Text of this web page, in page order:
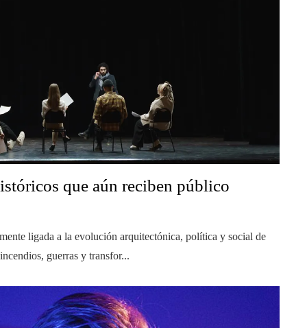
que aún reciben público
ligada a la evolución arquitectónica, política y social de
guerras y transfor...